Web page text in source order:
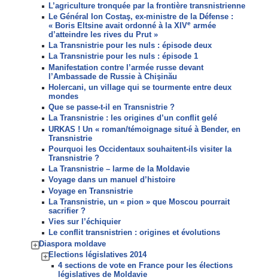
L’agriculture tronquée par la frontière transnistrienne
Le Général Ion Costaş, ex-ministre de la Défense :
« Boris Eltsine avait ordonné à la XIVe armée
d’atteindre les rives du Prut »
La Transnistrie pour les nuls : épisode deux
La Transnistrie pour les nuls : épisode 1
Manifestation contre l’armée russe devant
l’Ambassade de Russie à Chişinău
Holercani, un village qui se tourmente entre deux
mondes
Que se passe-t-il en Transnistrie ?
La Transnistrie : les origines d’un conflit gelé
URKAS ! Un « roman/témoignage situé à Bender, en
Transnistrie
Pourquoi les Occidentaux souhaitent-ils visiter la
Transnistrie ?
La Transnistrie – larme de la Moldavie
Voyage dans un manuel d’histoire
Voyage en Transnistrie
La Transnistrie, un « pion » que Moscou pourrait
sacrifier ?
Vies sur l’échiquier
Le conflit transnistrien : origines et évolutions
Diaspora moldave
Elections législatives 2014
4 sections de vote en France pour les élections
législatives de Moldavie